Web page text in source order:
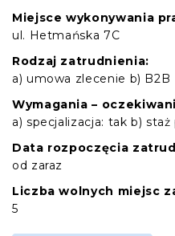
Miejsce wykonywania
ul. Hetmańska 7C
Rodzaj zatrudnienia:
a) umowa zlecenie b) B2B
Wymagania –
a) specjalizacja: tak b) staż
Data rozpoczęcia
od zaraz
Liczba wolnych miejsc
5